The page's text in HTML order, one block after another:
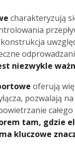
charakteryzują
niezwykle
oferują
pozwalają
całego
tam, gdzie
kluczowe